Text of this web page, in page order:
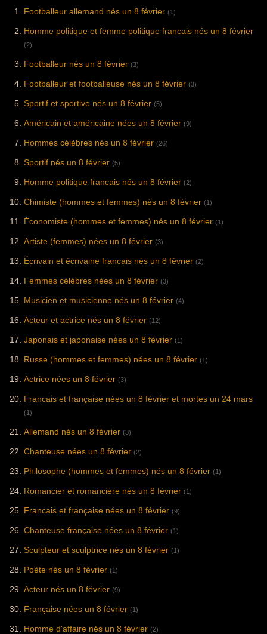
Footballeur allemand nés un 8 février (1)
Homme politique et femme politique francais nés un 8 février
(2)
Footballeur nés un 8 février (3)
Footballeur et footballeuse nés un 8 février (3)
Sportif et sportive nés un 8 février (5)
Américain et américaine nées un 8 février (9)
Hommes célèbres nés un 8 février (26)
Sportif nés un 8 février (5)
Homme politique francais nés un 8 février (2)
Chimiste (hommes et femmes) nés un 8 février (1)
Économiste (hommes et femmes) nés un 8 février (1)
Artiste (femmes) nées un 8 février (3)
Écrivain et écrivaine francais nés un 8 février (2)
Femmes célèbres nées un 8 février (3)
Musicien et musicienne nés un 8 février (4)
Acteur et actrice nés un 8 février (12)
Japonais et japonaise nées un 8 février (1)
Russe (hommes et femmes) nées un 8 février (1)
Actrice nées un 8 février (3)
Francais et française nées un 8 février et mortes un 24 mars
(1)
Allemand nés un 8 février (3)
Chanteuse nées un 8 février (2)
Philosophe (hommes et femmes) nés un 8 février (1)
Romancier et romancière nés un 8 février (1)
Francais et française nées un 8 février (9)
Chanteuse française nées un 8 février (1)
Sculpteur et sculptrice nés un 8 février (1)
Poète nés un 8 février (1)
Acteur nés un 8 février (9)
Française nées un 8 février (1)
Homme d'affaire nés un 8 février (2)